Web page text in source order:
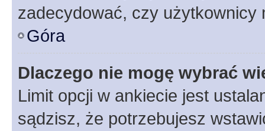
zadecydować, czy użytkownicy
Góra
Dlaczego nie mogę wybrać
Limit opcji w ankiecie jest
sądzisz, że potrzebujesz